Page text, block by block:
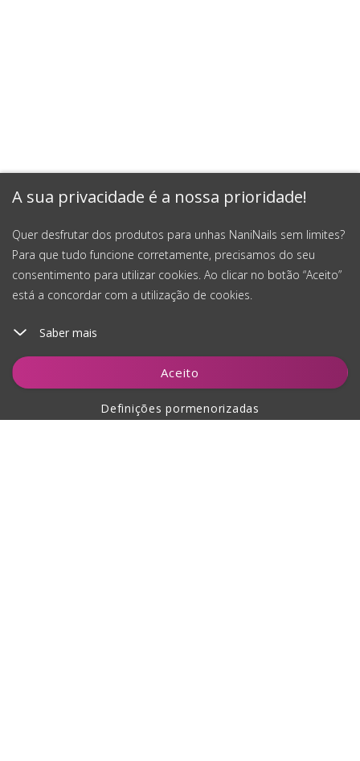
A sua privacidade é a nossa prioridade!
Quer desfrutar dos produtos para unhas NaniNails sem limites?
Para que tudo funcione corretamente, precisamos do seu
consentimento para utilizar cookies. Ao clicar no botão “Aceito”
está a concordar com a utilização de cookies.
Saber mais
Aceito
Definições pormenorizadas
Notificar-me